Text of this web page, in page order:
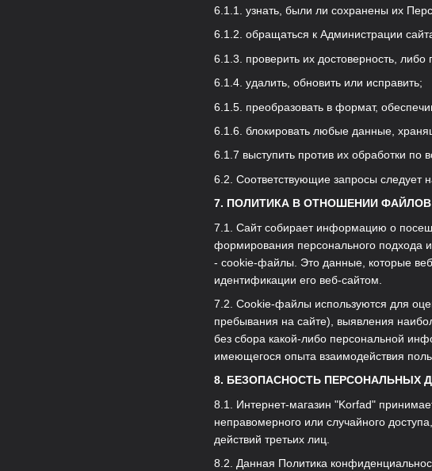
6.1.1. узнать, были ли сохранены их
6.1.2. обращаться к Администрации
6.1.3. проверить их достоверность, либо
6.1.4. удалить, обновить или исправить;
6.1.5. преобразовать в формат,
6.1.6. блокировать любые данные,
6.1.7 выступить против их обработки
6.2. Соответствующие запросы следует
7. ПОЛИТИКА В ОТНОШЕНИИ ФАЙЛОВ
7.1. Сайт собирает информацию о
формирования персонального подхода
- cookie-файлы. Это данные, которые
идентификации его веб-сайтом.
7.2. Cookie-файлы используются для
пребывания на сайте), выявления
без сбора какой-либо персональной
имеющегося опыта взаимодействия
8. БЕЗОПАСНОСТЬ ПЕРСОНАЛЬНЫХ
8.1. Интернет-магазин "Korfad"
неправомерного или случайного
действий третьих лиц.
8.2. Данная Политика